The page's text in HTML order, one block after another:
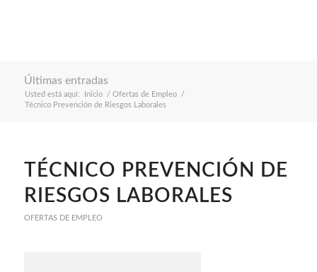
Últimas entradas
Usted está aquí: Inicio / Ofertas de Empleo
/
Técnico Prevención de Riesgos Laborales
TÉCNICO PREVENCIÓN DE
RIESGOS LABORALES
OFERTAS DE EMPLEO